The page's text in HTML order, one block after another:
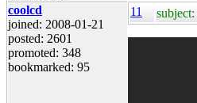
coolcd
joined: 2008-01-21
posted: 2601
promoted: 348
bookmarked: 95
11 subject: